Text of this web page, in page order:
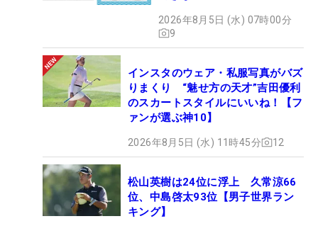
2026年8月5日 (水) 07時00分
9
インスタのウェア・私服写真がバズ
りまくり “魅せ方の天才”吉田優利
のスカートスタイルにいいね！【フ
ァンが選ぶ神10】
2026年8月5日 (水) 11時45分 12
松山英樹は24位に浮上 久常涼66
位、中島啓太93位【男子世界ラン
キング】